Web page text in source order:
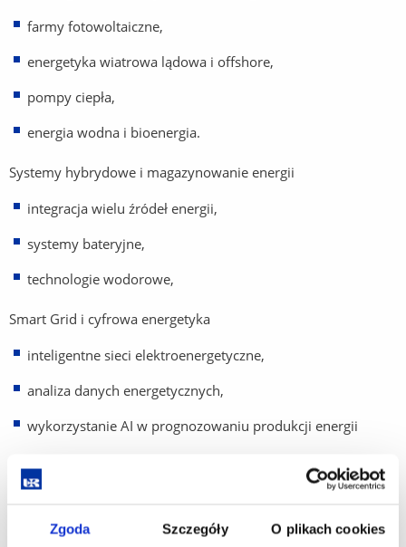
Zgoda Szczegóły O plikach cookies
farmy fotowoltaiczne,
energetyka wiatrowa lądowa i offshore,
pompy ciepła,
energia wodna i bioenergia.
Systemy hybrydowe i magazynowanie energii
integracja wielu źródeł energii,
systemy bateryjne,
technologie wodorowe,
Smart Grid i cyfrowa energetyka
inteligentne sieci elektroenergetyczne,
analiza danych energetycznych,
wykorzystanie AI w prognozowaniu produkcji energii
Zielona energia. Inteligentne technologie. Stabilna przyszłość.
nowoczesne systemy energetyczne nowej generacji.